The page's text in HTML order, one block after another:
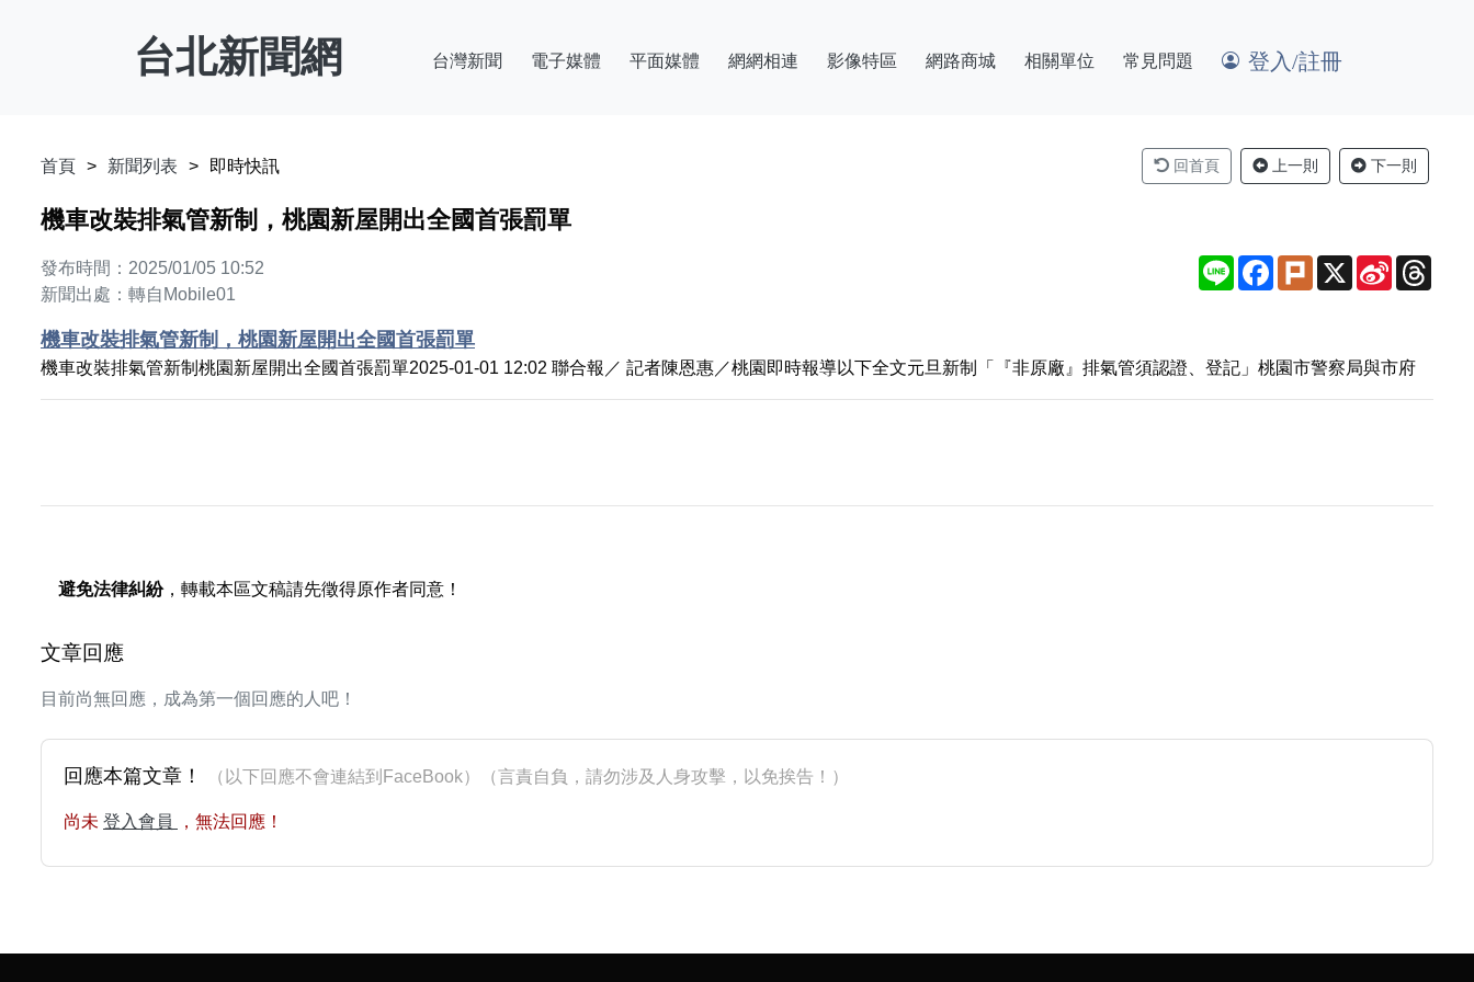
台北新聞網 台灣新聞 電子媒體 平面媒體 網網相連 影像特區 網路商城 相關單位 常見問題 登入/註冊
首頁 新聞列表 即時快訊 回首頁 上一則 下一則
機車改裝排氣管新制，桃園新屋開出全國首張罰單
發布時間：2025/01/05 10:52
新聞出處：轉自Mobile01
Line Facebook
Plurk X
Sina
Weibo
機車改裝排氣管新制，桃園新屋開出全國首張罰單
機車改裝排氣管新制桃園新屋開出全國首張罰單2025-01-01 12:02 聯合報／ 記者陳恩惠／桃園即時報導以下全文元旦新制「『非原廠』排氣管須認證、登記」桃園市警察局與市府
避免法律糾紛，轉載本區文稿請先徵得原作者同意！
文章回應
目前尚無回應，成為第一個回應的人吧！
回應本篇文章！ （以下回應不會連結到FaceBook）（言責自負，請勿涉及人身攻擊，以免挨告！）
尚未 登入會員 ，無法回應！